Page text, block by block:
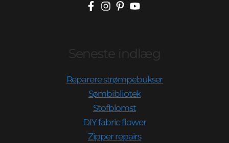
Seneste indlæg
Reparere strømpebukser
Sømbibliotek
Stofblomst
DIY fabric flower
Zipper repairs